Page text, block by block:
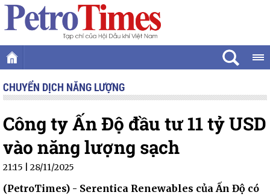
CHUYỂN DỊCH NĂNG LƯỢNG
Công ty Ấn Độ đầu tư 11 tỷ USD
vào năng lượng sạch
21:15 | 28/11/2025
(PetroTimes) - Serentica Renewables của Ấn Độ có